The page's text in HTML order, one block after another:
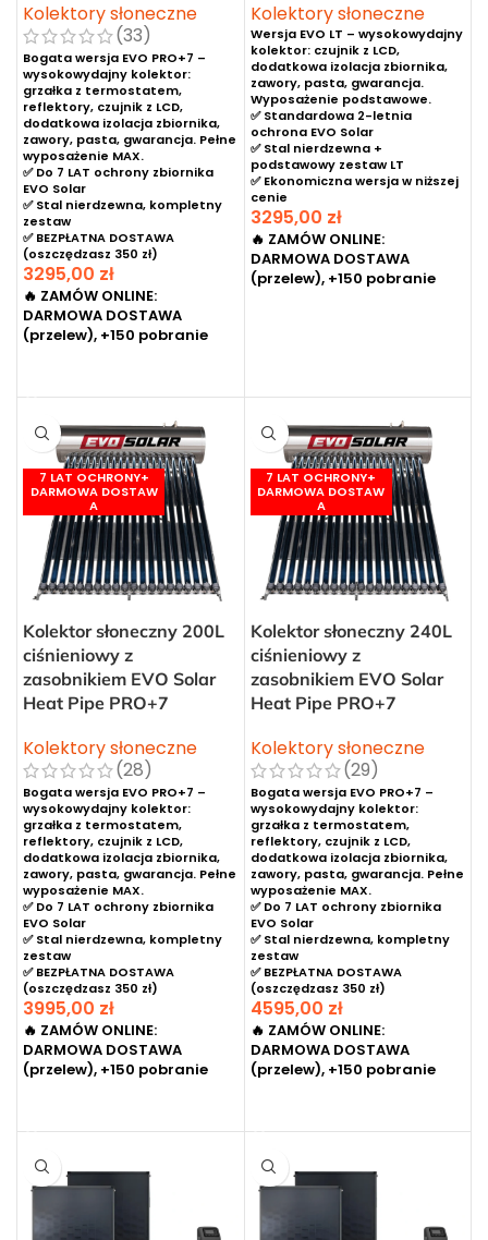
Kolektory słoneczne
(33)
Bogata wersja EVO PRO+7 –
wysokowydajny kolektor:
grzałka z termostatem,
reflektory, czujnik z LCD,
dodatkowa izolacja zbiornika,
zawory, pasta, gwarancja. Pełne
wyposażenie MAX.
✅ Do 7 LAT ochrony zbiornika
EVO Solar
✅ Stal nierdzewna, kompletny
zestaw
✅ BEZPŁATNA DOSTAWA
(oszczędzasz 350 zł)
3295,00 zł
🔥 ZAMÓW ONLINE:
DARMOWA DOSTAWA
(przelew), +150 pobranie
Kolektory słoneczne
Wersja EVO LT – wysokowydajny
kolektor: czujnik z LCD,
dodatkowa izolacja zbiornika,
zawory, pasta, gwarancja.
Wyposażenie podstawowe.
✅ Standardowa 2-letnia
ochrona EVO Solar
✅ Stal nierdzewna +
podstawowy zestaw LT
✅ Ekonomiczna wersja w niższej
cenie
3295,00 zł
🔥 ZAMÓW ONLINE:
DARMOWA DOSTAWA
(przelew), +150 pobranie
Kolektor słoneczny 200L
ciśnieniowy z
zasobnikiem EVO Solar
Heat Pipe PRO+7
Kolektory słoneczne
(28)
Bogata wersja EVO PRO+7 –
wysokowydajny kolektor:
grzałka z termostatem,
reflektory, czujnik z LCD,
dodatkowa izolacja zbiornika,
zawory, pasta, gwarancja. Pełne
wyposażenie MAX.
✅ Do 7 LAT ochrony zbiornika
EVO Solar
✅ Stal nierdzewna, kompletny
zestaw
✅ BEZPŁATNA DOSTAWA
(oszczędzasz 350 zł)
3995,00 zł
🔥 ZAMÓW ONLINE:
DARMOWA DOSTAWA
(przelew), +150 pobranie
Kolektor słoneczny 240L
ciśnieniowy z
zasobnikiem EVO Solar
Heat Pipe PRO+7
Kolektory słoneczne
(29)
Bogata wersja EVO PRO+7 –
wysokowydajny kolektor:
grzałka z termostatem,
reflektory, czujnik z LCD,
dodatkowa izolacja zbiornika,
zawory, pasta, gwarancja. Pełne
wyposażenie MAX.
✅ Do 7 LAT ochrony zbiornika
EVO Solar
✅ Stal nierdzewna, kompletny
zestaw
✅ BEZPŁATNA DOSTAWA
(oszczędzasz 350 zł)
4595,00 zł
🔥 ZAMÓW ONLINE:
DARMOWA DOSTAWA
(przelew), +150 pobranie